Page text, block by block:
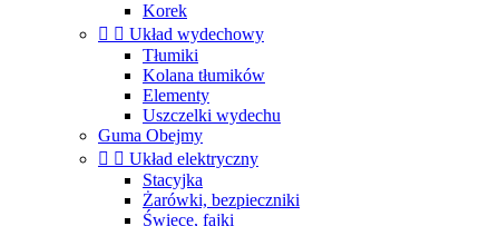
Korek
  Układ wydechowy
Tłumiki
Kolana tłumików
Elementy
Uszczelki wydechu
Guma Obejmy
  Układ elektryczny
Stacyjka
Żarówki, bezpieczniki
Świece, fajki